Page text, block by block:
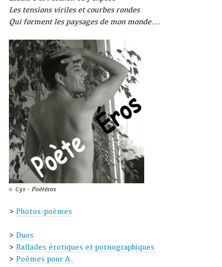
Les tensions viriles et courbes rondes
Qui forment les paysages de mon monde...
©Cyr - Poètéros
> Photos-poèmes
> Duos
> Ballades érotiques et pornographiques
> Poèmes pour A.